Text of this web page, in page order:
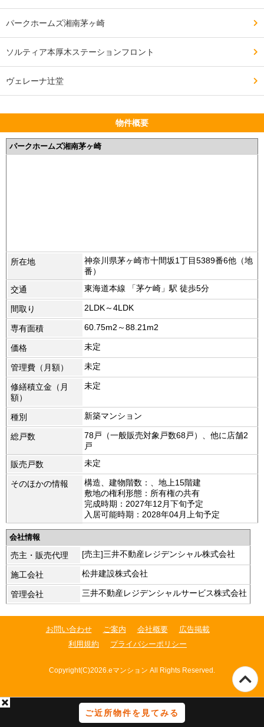
ご近所物件を見てみる
パークホームズ湘南茅ヶ崎
ソルティア本厚木ステーションフロント
ヴェレーナ辻堂
物件概要
パークホームズ湘南茅ヶ崎
所在地
神奈川県茅ヶ崎市十間坂1丁目5389番6他（地
番）
交通
東海道本線 「茅ケ崎」駅 徒歩5分
間取り 2LDK～4LDK
専有面積 60.75m2～88.21m2
価格 未定
管理費（月額） 未定
修繕積立金（月
額）
未定
種別 新築マンション
総戸数
78戸（一般販売対象戸数68戸）、他に店舗2
戸
販売戸数
未定
そのほかの情報
構造、建物階数：、地上15階建
敷地の権利形態：所有権の共有
完成時期：2027年12月下旬予定
入居可能時期：2028年04月上旬予定
会社情報
売主・販売代理 [売主]三井不動産レジデンシャル株式会社
施工会社 松井建設株式会社
管理会社 三井不動産レジデンシャルサービス株式会社
お問い合わせ ご案内 会社概要
広告掲載
利用規約
プライバシーポリシー
Copyright(C)2026.eマンション All Rights Reserved.